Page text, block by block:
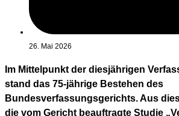
26. Mai 2026
Im Mittelpunkt der diesjährigen
stand das 75-jährige Bestehen des
Bundesverfassungsgerichts. Aus
die vom Gericht beauftragte Studie